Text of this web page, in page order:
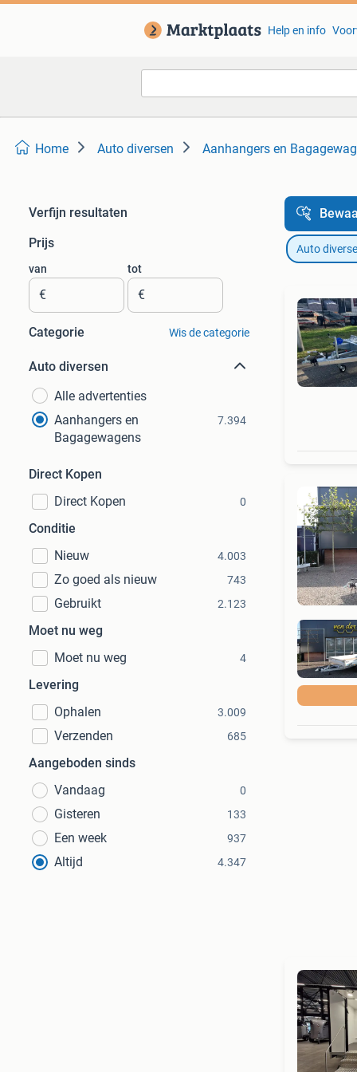
Help en info
Home Auto diversen Aanhangers en
Verfijn resultaten
Prijs
van
€
tot
€
Categorie Wis de categorie
Auto diversen
Alle advertenties
Aanhangers en
Bagagewagens
7.394
Direct Kopen
Direct Kopen
0
Conditie
Nieuw
4.003
Zo goed als nieuw 743
Gebruikt 2.123
Moet nu weg
Moet nu weg
4
Levering
Ophalen
3.009
Verzenden 685
Aangeboden sinds
Vandaag
0
Gisteren 133
Een week 937
Altijd 4.347
Auto